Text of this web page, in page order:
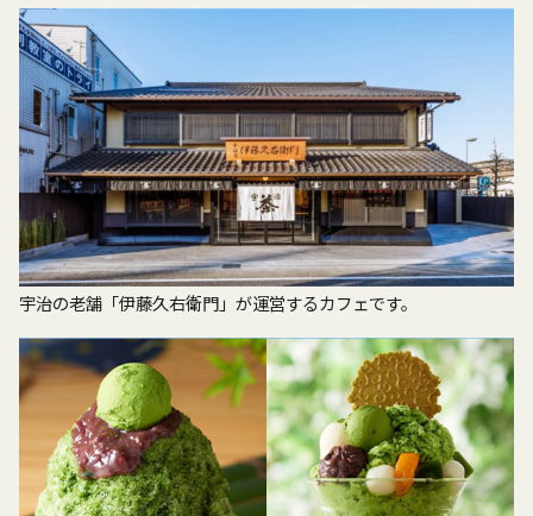
宇治の老舗「伊藤久右衛門」が運営するカフェです。